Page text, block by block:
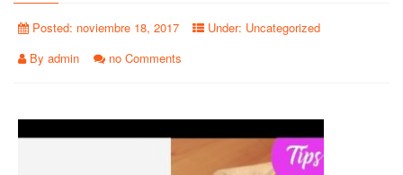
Posted: noviembre 18, 2017 Under: Uncategorized
By admin no Comments